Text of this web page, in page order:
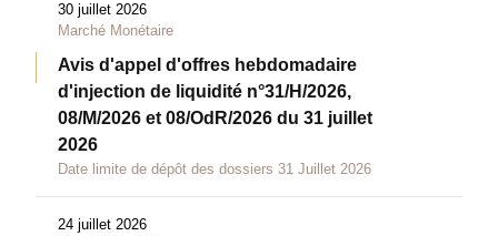
30 juillet 2026
Marché Monétaire
Avis d'appel d'offres hebdomadaire
d'injection de liquidité n°31/H/2026,
08/M/2026 et 08/OdR/2026 du 31 juillet
2026
Date limite de dépôt des dossiers 31 Juillet 2026
24 juillet 2026